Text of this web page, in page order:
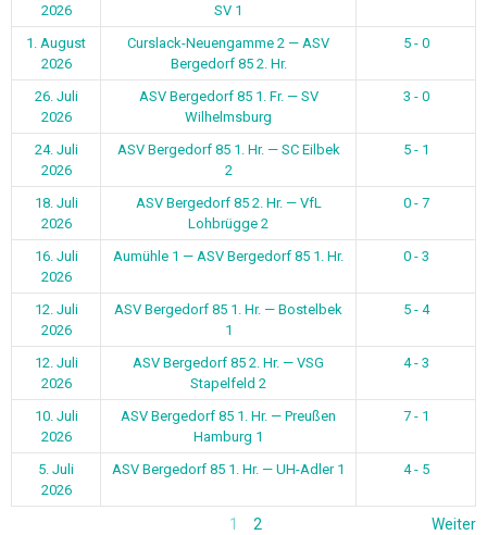
2026
SV 1
1. August
2026
Curslack-Neuengamme 2 — ASV
Bergedorf 85 2. Hr.
5 - 0
26. Juli
2026
ASV Bergedorf 85 1. Fr. — SV
Wilhelmsburg
3 - 0
24. Juli
2026
ASV Bergedorf 85 1. Hr. — SC Eilbek
2
5 - 1
18. Juli
2026
ASV Bergedorf 85 2. Hr. — VfL
Lohbrügge 2
0 - 7
16. Juli
2026
Aumühle 1 — ASV Bergedorf 85 1. Hr. 0 - 3
12. Juli
2026
ASV Bergedorf 85 1. Hr. — Bostelbek
1
5 - 4
12. Juli
2026
ASV Bergedorf 85 2. Hr. — VSG
Stapelfeld 2
4 - 3
10. Juli
2026
ASV Bergedorf 85 1. Hr. — Preußen
Hamburg 1
7 - 1
5. Juli
2026
ASV Bergedorf 85 1. Hr. — UH-Adler 1 4 - 5
1 2 Weiter